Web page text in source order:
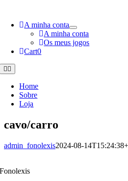
contentA minha conta
A minha conta
Os meus jogos
Cart0
Toggle
Navigation
Home
Sobre
Loja
cavo/carro
admin_fonolexis2024-08-
Fonolexis